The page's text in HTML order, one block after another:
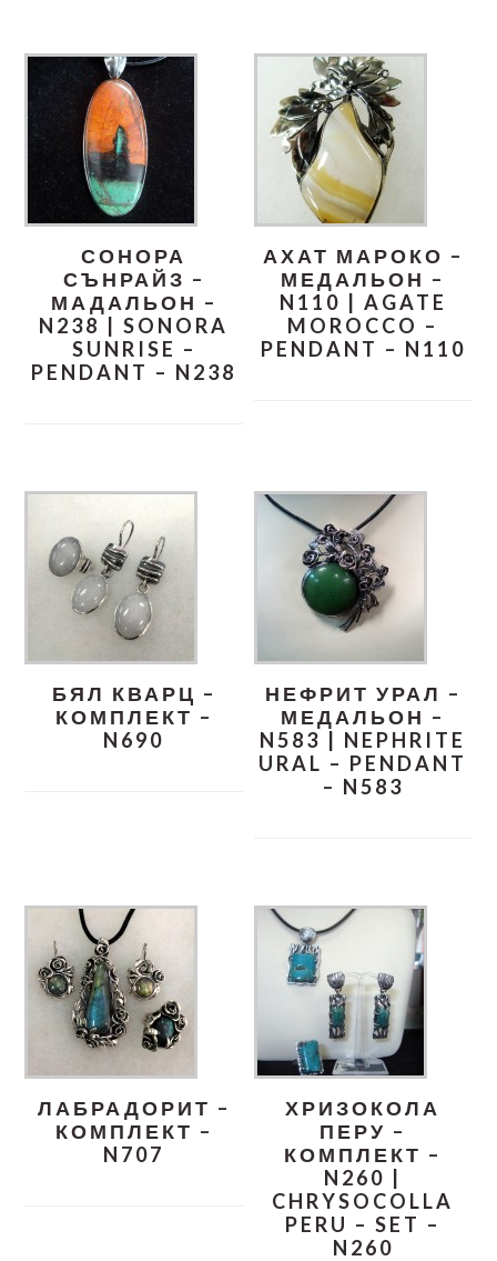
СОНОРА
СЪНРАЙЗ –
МАДАЛЬОН –
N238 | SONORA
SUNRISE –
PENDANT – N238
АХАТ МАРОКО –
МЕДАЛЬОН –
N110 | AGATE
MOROCCO –
PENDANT – N110
БЯЛ КВАРЦ –
КОМПЛЕКТ –
N690
НЕФРИТ УРАЛ –
МЕДАЛЬОН –
N583 | NEPHRITE
URAL – PENDANT
– N583
ЛАБРАДОРИТ –
КОМПЛЕКТ –
N707
ХРИЗОКОЛА
ПЕРУ –
КОМПЛЕКТ –
N260 |
CHRYSOCOLLA
PERU – SET –
N260